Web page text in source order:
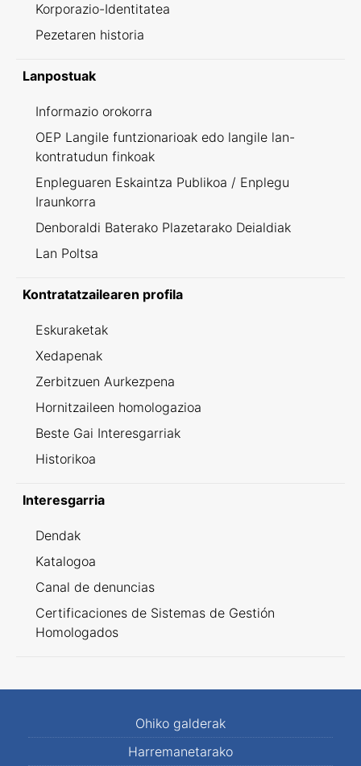
Korporazio-Identitatea
Pezetaren historia
Lanpostuak
Informazio orokorra
OEP Langile funtzionarioak edo langile lan-
kontratudun finkoak
Enpleguaren Eskaintza Publikoa / Enplegu
Iraunkorra
Denboraldi Baterako Plazetarako Deialdiak
Lan Poltsa
Kontratatzailearen profila
Eskuraketak
Xedapenak
Zerbitzuen Aurkezpena
Hornitzaileen homologazioa
Beste Gai Interesgarriak
Historikoa
Interesgarria
Dendak
Katalogoa
Canal de denuncias
Certificaciones de Sistemas de Gestión
Homologados
Ohiko galderak
Harremanetarako